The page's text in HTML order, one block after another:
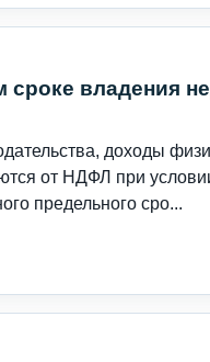
владения
доходы
от НДФЛ при
предельного сро...